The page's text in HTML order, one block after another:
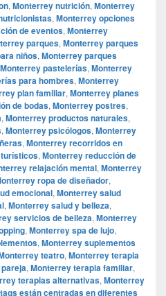
, Monterrey nutrición, Monterrey
, Monterrey opciones
de eventos, Monterrey
parques, Monterrey parques
niños, Monterrey parques
Monterrey pastelerías, Monterrey
para hombres, Monterrey
plan familiar, Monterrey planes
de bodas, Monterrey postres,
, Monterrey productos naturales,
, Monterrey psicólogos, Monterrey
, Monterrey recorridos en
, Monterrey reducción de
relajación mental, Monterrey
ropa de diseñador,
emocional, Monterrey salud
, Monterrey salud y belleza,
servicios de belleza, Monterrey
, Monterrey spa de lujo,
, Monterrey suplementos
teatro, Monterrey terapia
, Monterrey terapia familiar,
terapias alternativas, Monterrey
están centradas en diferentes